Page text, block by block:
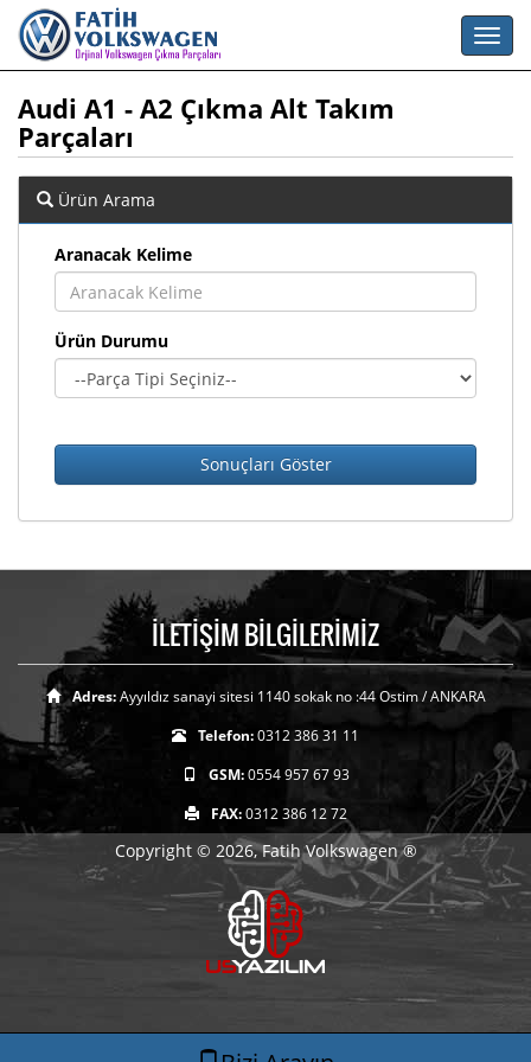
Audi A1 - A2 Çıkma Alt Takım
Parçaları
Ürün Arama
Aranacak Kelime
Ürün Durumu
İLETİŞİM BİLGİLERİMİZ
Adres:Ayyıldız sanayi sitesi 1140 sokak no :44 Ostim / ANKARA
Telefon:0312 386 31 11
GSM:0554 957 67 93
FAX:0312 386 12 72
Copyright © 2026, Fatih Volkswagen ®